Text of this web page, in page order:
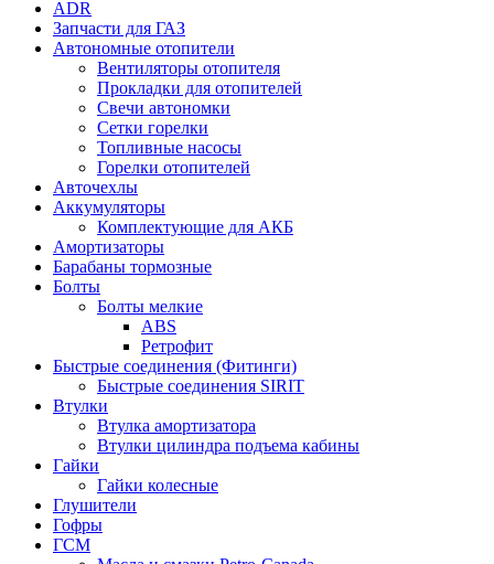
ADR
Запчасти для ГАЗ
Автономные отопители
Вентиляторы отопителя
Прокладки для отопителей
Свечи автономки
Сетки горелки
Топливные насосы
Горелки отопителей
Авточехлы
Аккумуляторы
Комплектующие для АКБ
Амортизаторы
Барабаны тормозные
Болты
Болты мелкие
ABS
Ретрофит
Быстрые соединения (Фитинги)
Быстрые соединения SIRIT
Втулки
Втулка амортизатора
Втулки цилиндра подъема кабины
Гайки
Гайки колесные
Глушители
Гофры
ГСМ